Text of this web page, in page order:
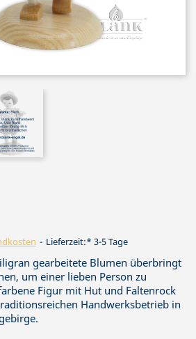
Lieferzeit:* 3-5 Tage
gearbeitete Blumen überbringt
um einer lieben Person zu
Figur mit Hut und Faltenrock
Handwerksbetrieb in